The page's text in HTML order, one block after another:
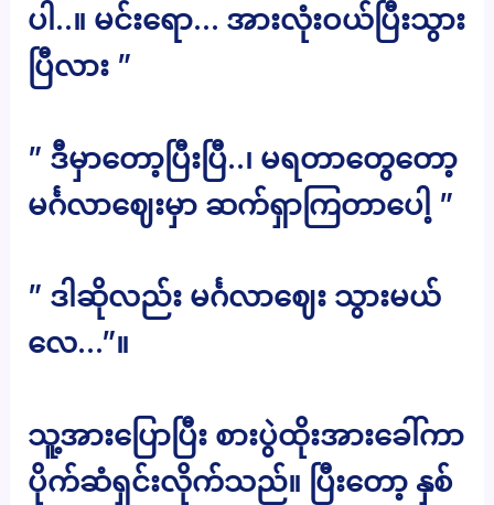
ပါ..။ မင်းရော… အားလုံးဝယ်ပြီးသွား
ပြီလား ”
” ဒီမှာတော့ပြီးပြီ..၊ မရတာတွေတော့
မင်္ဂလာဈေးမှာ ဆက်ရှာကြတာပေါ့ ”
” ဒါဆိုလည်း မင်္ဂလာဈေး သွားမယ်
လေ…”။
သူ့အားပြောပြီး စားပွဲထိုးအားခေါ်ကာ
ပိုက်ဆံရှင်းလိုက်သည်။ ပြီးတော့ နှစ်